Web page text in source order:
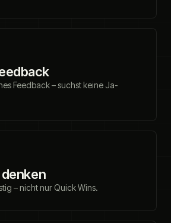
Feedback – suchst keine Ja-
– nicht nur Quick Wins.